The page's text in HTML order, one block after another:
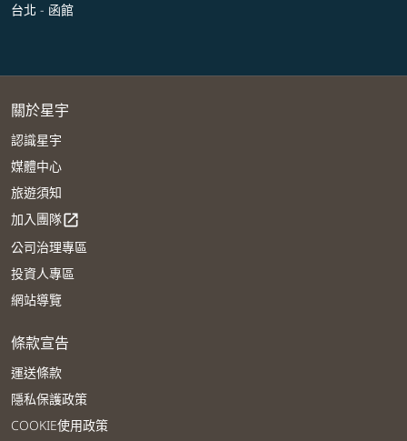
台北 - 函館
關於星宇
認識星宇
媒體中心
旅遊須知
加入團隊open_in_new
公司治理專區
投資人專區
網站導覽
條款宣告
運送條款
隱私保護政策
COOKIE使用政策